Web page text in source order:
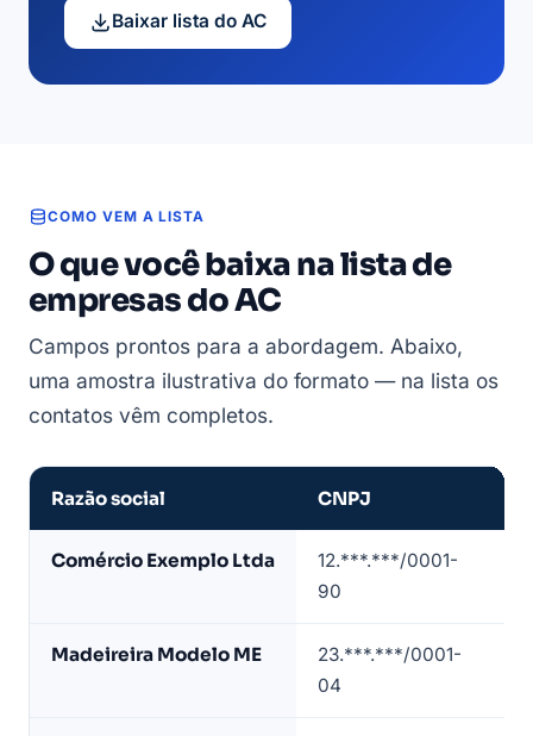
Baixar lista do AC
COMO VEM A LISTA
O que você baixa na lista de
empresas do AC
Campos prontos para a abordagem. Abaixo,
uma amostra ilustrativa do formato — na lista os
contatos vêm completos.
empresas
Razão social CNPJ
Comércio Exemplo Ltda
12.***.***/0001-
90
Madeireira Modelo ME
23.***.***/0001-
04